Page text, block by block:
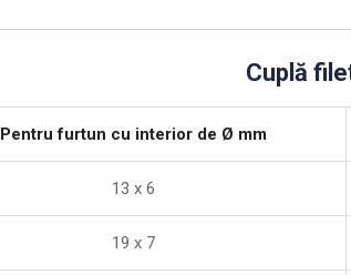
Cuplă
Pentru furtun cu interior de Ø mm
13 x 6
19 x 7